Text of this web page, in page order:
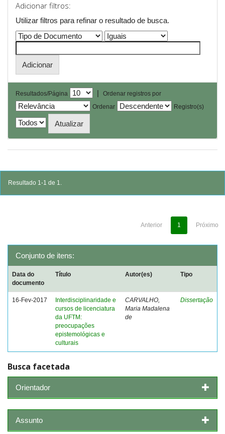
Adicionar filtros:
Utilizar filtros para refinar o resultado de busca.
Resultados/Página |
Ordenar registros por
Ordenar
Registro(s)
Resultado 1-1 de 1.
Anterior 1 Próximo
Conjunto de itens:
Data do
documento
Título Autor(es) Tipo
16-Fev-2017
Interdisciplinaridade e
cursos de licenciatura
da UFTM:
preocupações
epistemológicas e
culturais
CARVALHO,
Maria Madalena
de
Dissertação
Busca facetada
Orientador
Assunto